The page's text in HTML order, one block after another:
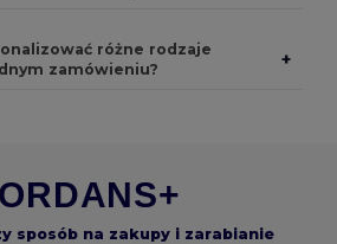
różne rodzaje
zamówieniu?
+
sposób na zakupy i zarabianie